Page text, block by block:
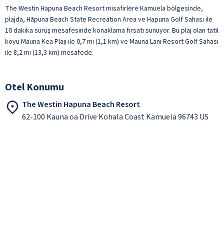
The Westin Hapuna Beach Resort misafirlere Kamuela bölgesinde,
plajda, Hāpuna Beach State Recreation Area ve Hapuna Golf Sahası ile
10 dakika sürüş mesafesinde konaklama fırsatı sunuyor. Bu plaj olan tatil
köyü Mauna Kea Plajı ile 0,7 mi (1,1 km) ve Mauna Lani Resort Golf Sahası
ile 8,2 mi (13,3 km) mesafede.
Otel Konumu
The Westin Hapuna Beach Resort
62-100 Kauna oa Drive Kohala Coast Kamuela 96743 US